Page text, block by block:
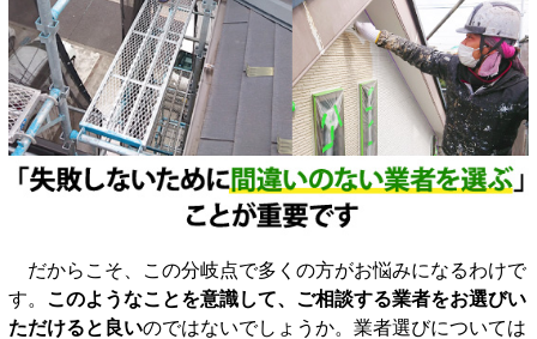
だからこそ、この分岐点で多くの方がお悩みになるわけで
す。 このようなことを意識して、ご相談する業者をお選びい
ただけると良いのではないでしょうか。業者選びについては